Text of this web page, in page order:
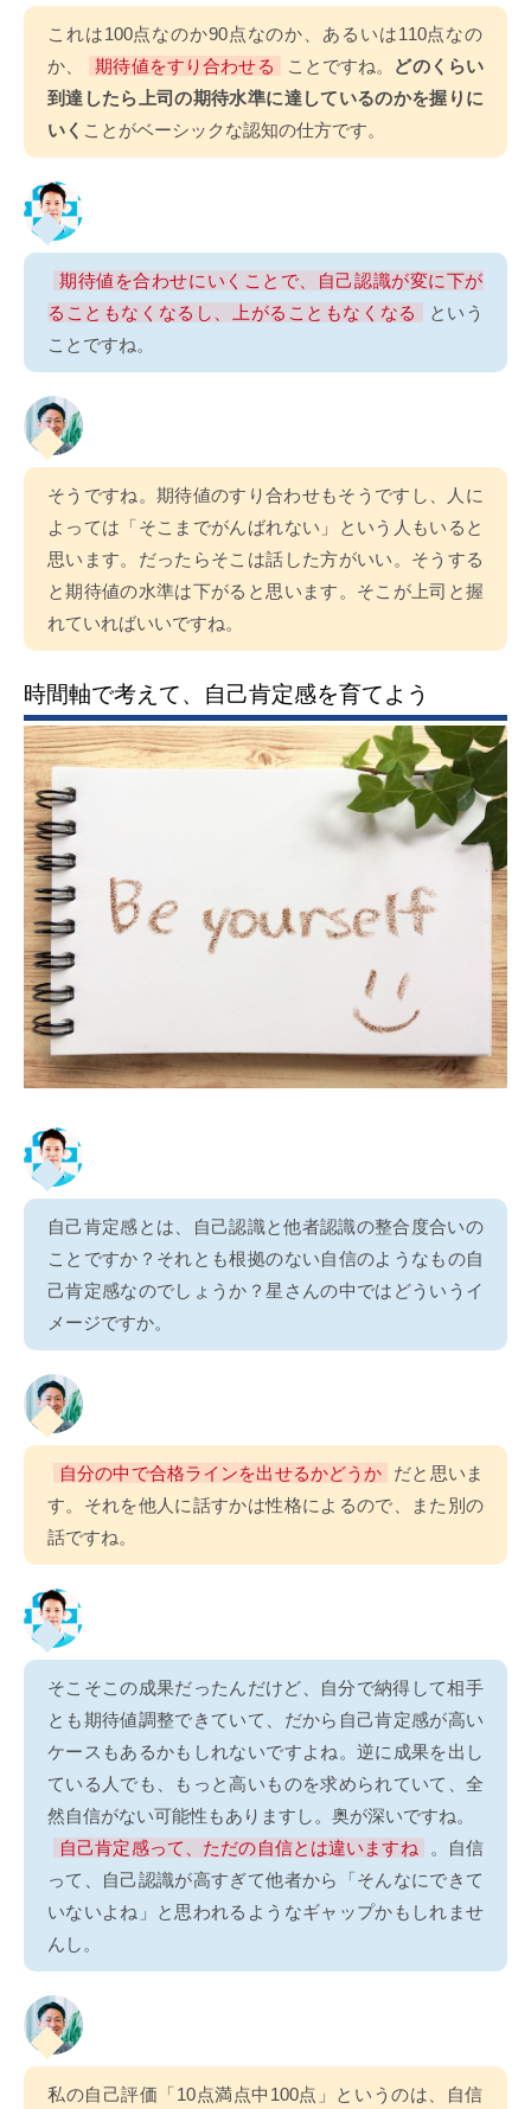
これは100点なのか90点なのか、あるいは110点なの
か、
期待値をすり合わせる ことですね。 どのくらい
到達したら上司の期待水準に達しているのかを握りに
いく ことがベーシックな認知の仕方です。
期待値を合わせにいくことで、自己認識が変に下が
ることもなくなるし、上がることもなくなる
という
ことですね。
そうですね。期待値のすり合わせもそうですし、人に
よっては「そこまでがんばれない」という人もいると
思います。だったらそこは話した方がいい。そうする
と期待値の水準は下がると思います。そこが上司と握
れていればいいですね。
時間軸で考えて、自己肯定感を育てよう
自己肯定感とは、自己認識と他者認識の整合度合いの
ことですか？それとも根拠のない自信のようなもの自
己肯定感なのでしょうか？星さんの中ではどういうイ
メージですか。
自分の中で合格ラインを出せるかどうか
だと思いま
す。それを他人に話すかは性格によるので、また別の
話ですね。
そこそこの成果だったんだけど、自分で納得して相手
とも期待値調整できていて、だから自己肯定感が高い
ケースもあるかもしれないですよね。逆に成果を出し
ている人でも、もっと高いものを求められていて、全
然自信がない可能性もありますし。奥が深いですね。
自己肯定感って、ただの自信とは違いますね
。自信
って、自己認識が高すぎて他者から「そんなにできて
いないよね」と思われるようなギャップかもしれませ
んし。
私の自己評価「10点満点中100点」というのは、自信